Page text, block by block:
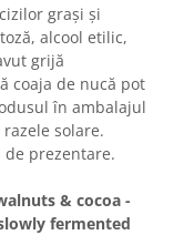
grași și
alcool etilic,
grijă
coaja de nucă pot
în ambalajul
solare.
prezentare.
& cocoa -
fermented